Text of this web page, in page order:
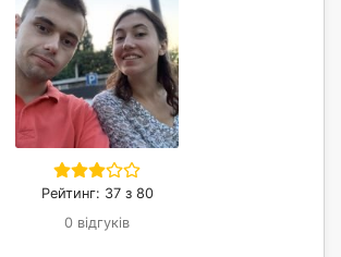
Рейтинг: 37 з 80
0 відгуків